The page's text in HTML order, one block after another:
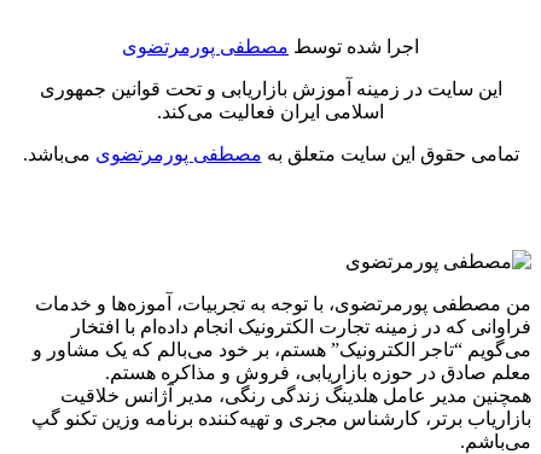
اجرا شده توسط مصطفی پورمرتضوی
این سایت در زمینه آموزش بازاریابی و تحت قوانین جمهوری
اسلامی ایران فعالیت می‌کند.
تمامی حقوق این سایت متعلق به مصطفی پورمرتضوی می‌باشد.
من مصطفی پورمرتضوی، با توجه به تجربیات، آموزه‌ها و خدمات
فراوانی که در زمینه تجارت الکترونیک انجام داده‌ام با افتخار
می‌گویم “تاجر الکترونیک” هستم، بر خود می‌بالم که یک مشاور و
معلم صادق در حوزه بازاریابی، فروش و مذاکره هستم.
همچنین مدیر عامل هلدینگ زندگی رنگی، مدیر آژانس خلاقیت
بازاریاب برتر، کارشناس مجری و تهیه‌کننده برنامه وزین تکنو گپ
می‌باشم.